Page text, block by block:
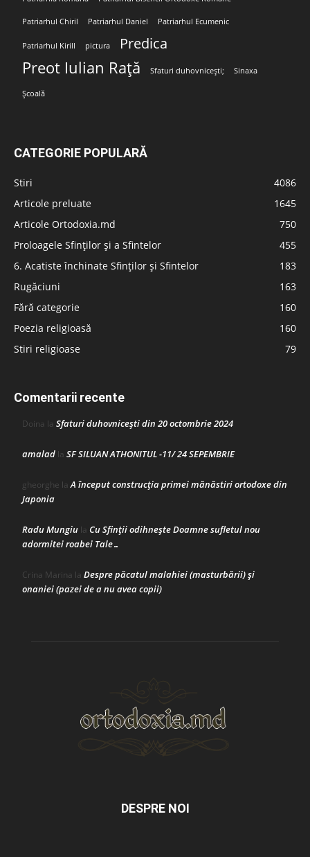
Patriarhul Chiril Patriarhul Daniel Patriarhul Ecumenic
Patriarhul Kirill pictura Predica
Preot Iulian Rață Sfaturi duhovnicești; Sinaxa
Școală
CATEGORIE POPULARĂ
Stiri
4086
Articole preluate
1645
Articole Ortodoxia.md
750
Proloagele Sfinților și a Sfintelor
455
6. Acatiste închinate Sfinților și Sfintelor
183
Rugăciuni
163
Fără categorie
160
Poezia religioasă
160
Stiri religioase
79
Comentarii recente
Doina la Sfaturi duhovnicești din 20 octombrie 2024
amalad la SF SILUAN ATHONITUL -11/ 24 SEPEMBRIE
gheorghe laA început construcţia primei mănăstiri ortodoxe din
Japonia
Radu Mungiu la Cu Sfinții odihnește Doamne sufletul nou
adormitei roabei Tale…
Crina Marina la Despre păcatul malahiei (masturbării) şi
onaniei (pazei de a nu avea copii)
DESPRE NOI